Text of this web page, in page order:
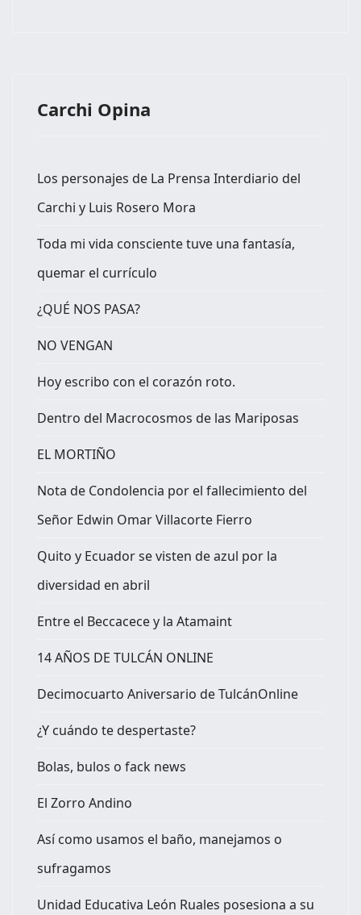
Carchi Opina
Los personajes de La Prensa Interdiario del
Carchi y Luis Rosero Mora
Toda mi vida consciente tuve una fantasía,
quemar el currículo
¿QUÉ NOS PASA?
NO VENGAN
Hoy escribo con el corazón roto.
Dentro del Macrocosmos de las Mariposas
EL MORTIÑO
Nota de Condolencia por el fallecimiento del
Señor Edwin Omar Villacorte Fierro
Quito y Ecuador se visten de azul por la
diversidad en abril
Entre el Beccacece y la Atamaint
14 AÑOS DE TULCÁN ONLINE
Decimocuarto Aniversario de TulcánOnline
¿Y cuándo te despertaste?
Bolas, bulos o fack news
El Zorro Andino
Así como usamos el baño, manejamos o
sufragamos
Unidad Educativa León Ruales posesiona a su